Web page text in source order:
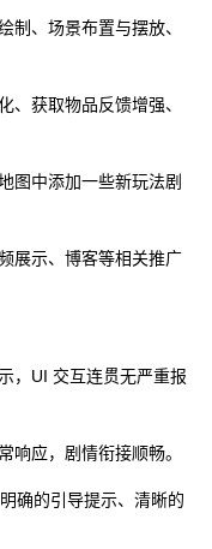
制、场景布置与摆放、
、获取物品反馈增强、
图中添加一些新玩法剧
展示、博客等相关推广
，UI 交互连贯无严重报
响应，剧情衔接顺畅。
确的引导提示、清晰的